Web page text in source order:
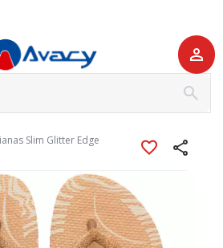
Slim Glitter Edge